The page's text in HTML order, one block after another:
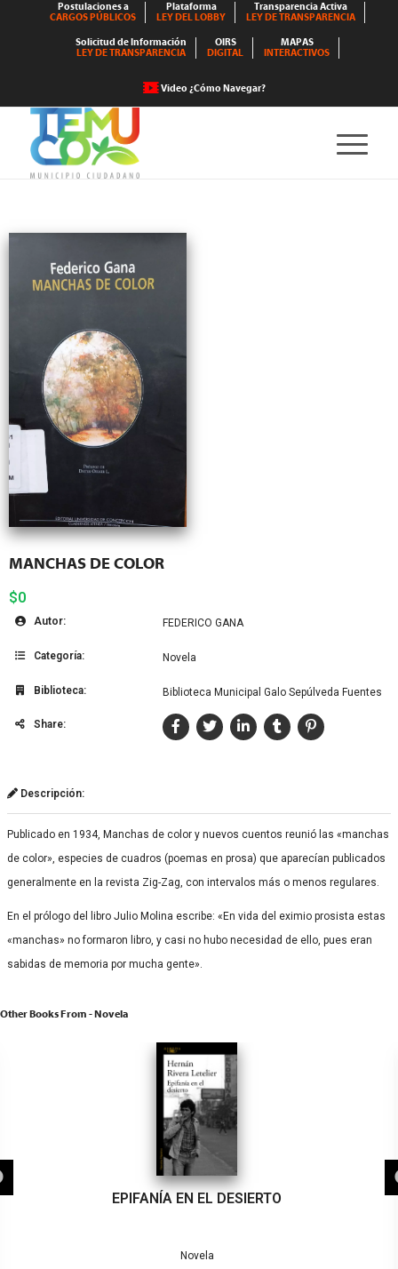
Postulaciones a
CARGOS PÚBLICOS
Plataforma
LEY DEL LOBBY
Transparencia Activa
LEY DE TRANSPARENCIA
Solicitud de Información
LEY DE TRANSPARENCIA
OIRS
DIGITAL
MAPAS
INTERACTIVOS
Video ¿Cómo Navegar?
MANCHAS DE COLOR
$0
Autor: FEDERICO GANA
Categoría: Novela
Biblioteca: Biblioteca Municipal Galo Sepúlveda Fuentes
Share:
Descripción:
Publicado en 1934, Manchas de color y nuevos cuentos reunió las «manchas
de color», especies de cuadros (poemas en prosa) que aparecían publicados
generalmente en la revista Zig-Zag, con intervalos más o menos regulares.
En el prólogo del libro Julio Molina escribe: «En vida del eximio prosista estas
«manchas» no formaron libro, y casi no hubo necesidad de ello, pues eran
sabidas de memoria por mucha gente».
Other Books From - Novela
EPIFANÍA EN EL DESIERTO
Novela